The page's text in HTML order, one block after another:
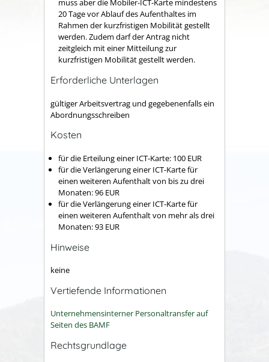
muss aber die Mobiler-ICT-Karte mindestens
20 Tage vor Ablauf des Aufenthaltes im
Rahmen der kurzfristigen Mobilität gestellt
werden. Zudem darf der Antrag nicht
zeitgleich mit einer Mitteilung zur
kurzfristigen Mobilität gestellt werden.
Erforderliche Unterlagen
gültiger Arbeitsvertrag und gegebenenfalls ein
Abordnungsschreiben
Kosten
für die Erteilung einer ICT-Karte: 100 EUR
für die Verlängerung einer ICT-Karte für
einen weiteren Aufenthalt von bis zu drei
Monaten: 96 EUR
für die Verlängerung einer ICT-Karte für
einen weiteren Aufenthalt von mehr als drei
Monaten: 93 EUR
Hinweise
keine
Vertiefende Informationen
Unternehmensinterner Personaltransfer auf
Seiten des BAMF
Rechtsgrundlage